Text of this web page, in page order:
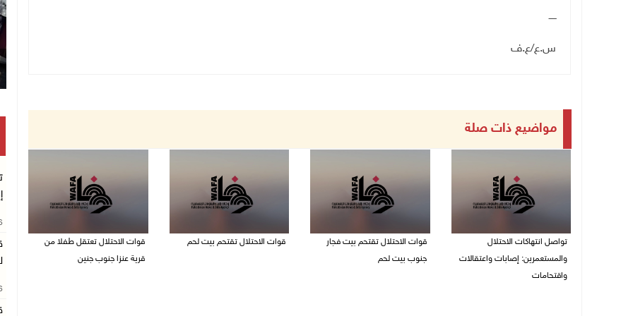
ـــــ
س.ع/ع.ف
مواضيع ذات صلة
تواصل انتهاكات الاحتلال
والمستعمرين: إصابات واعتقالات
واقتحامات
قوات الاحتلال تقتحم بيت فجار
جنوب بيت لحم
قوات الاحتلال تقتحم بيت لحم
قوات الاحتلال تعتقل طفلا من
قرية عنزا جنوب جنين